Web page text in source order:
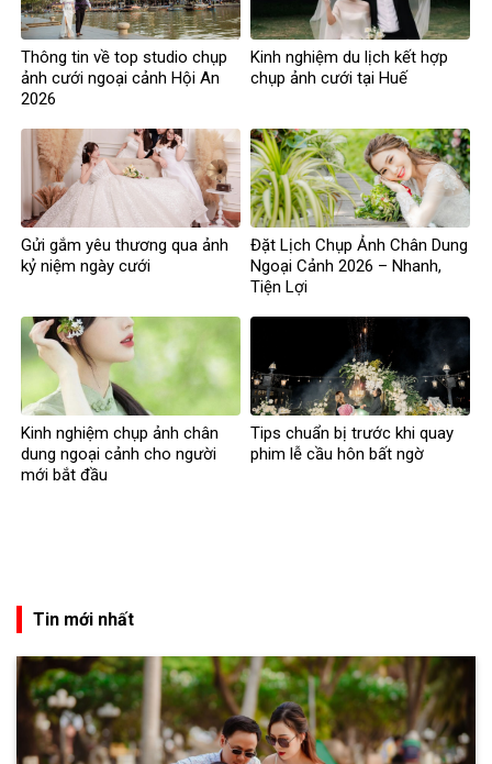
Thông tin về top studio chụp
ảnh cưới ngoại cảnh Hội An
2026
Kinh nghiệm du lịch kết hợp
chụp ảnh cưới tại Huế
Gửi gắm yêu thương qua ảnh
kỷ niệm ngày cưới
Đặt Lịch Chụp Ảnh Chân Dung
Ngoại Cảnh 2026 – Nhanh,
Tiện Lợi
Kinh nghiệm chụp ảnh chân
dung ngoại cảnh cho người
mới bắt đầu
Tips chuẩn bị trước khi quay
phim lễ cầu hôn bất ngờ
Tin mới nhất